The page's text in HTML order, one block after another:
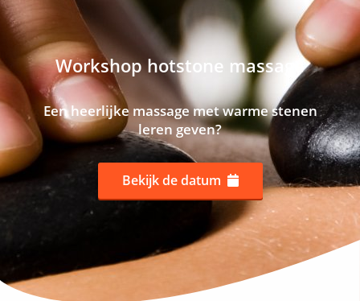
Workshop hotstone massage
Een heerlijke massage met warme stenen
leren geven?
Bekijk de datum